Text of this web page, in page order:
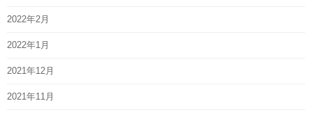
2022年2月
2022年1月
2021年12月
2021年11月